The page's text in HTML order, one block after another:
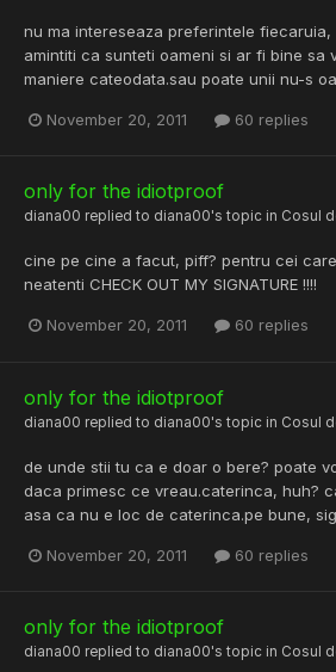
nu ma intereseaza preferintele fiecaruia,
amintiti ca sunteti oameni si ar fi bine sa
maniere cateodata.sau poate unii nu-s
November 20, 2011 60 replies
only for the idiotproof
diana00 replied to diana00's topic in Cosul
cine pe cine a facut, piff? pentru cei
neatenti CHECK OUT MY SIGNATURE !!!!
November 20, 2011 60 replies
only for the idiotproof
diana00 replied to diana00's topic in Cosul
de unde stii tu ca e doar o bere? poate
daca primesc ce vreau.caterinca, huh?
asa ca nu e loc de caterinca.pe bune,
November 20, 2011 60 replies
only for the idiotproof
diana00 replied to diana00's topic in Cosul